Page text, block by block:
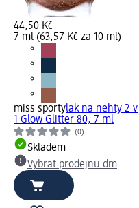
44,50 Kč
7 ml (63,57 Kč za 10 ml)
miss sportylak na nehty 2 v
1 Glow Glitter 80, 7 ml
(0)
Skladem
Vybrat prodejnu dm